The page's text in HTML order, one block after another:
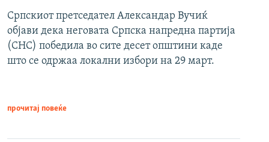
Српскиот претседател Александар Вучиќ
објави дека неговата Српска напредна партија
(СНС) победила во сите десет општини каде
што се одржаа локални избори на 29 март.
прочитај повеќе